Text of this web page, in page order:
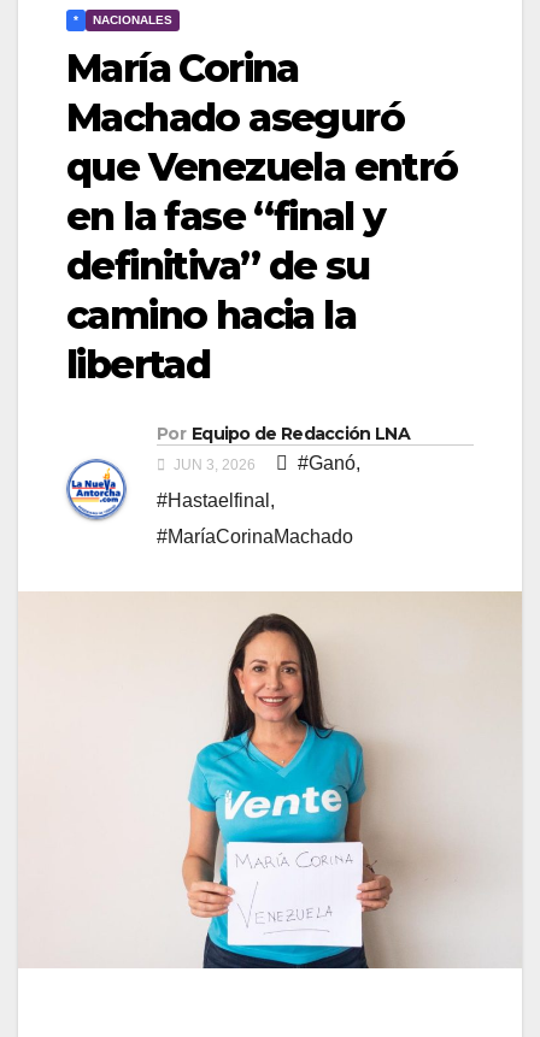
* NACIONALES
María Corina
Machado aseguró
que Venezuela entró
en la fase “final y
definitiva” de su
camino hacia la
libertad
Por Equipo de Redacción LNA
JUN 3, 2026 #Ganó,
#Hastaelfinal ,
#MaríaCorinaMachado